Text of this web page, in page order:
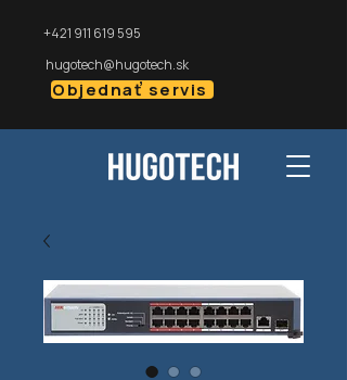
+421 911 619 595
hugotech@hugotech.sk
Objednať servis